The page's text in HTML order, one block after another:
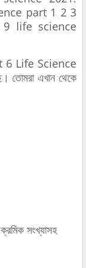
part 1 2 3
life science
Life Science
তোমরা এখান থেকে
সংখ্যাসহ